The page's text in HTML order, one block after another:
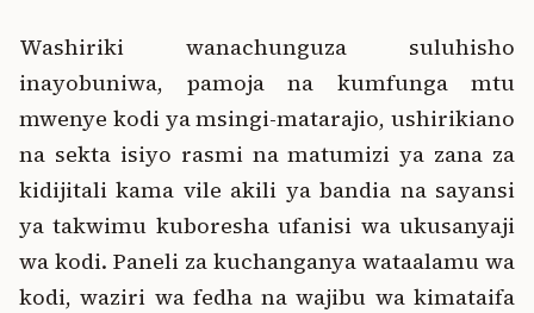
Washiriki wanachunguza suluhisho
inayobuniwa, pamoja na kumfunga mtu
mwenye kodi ya msingi-matarajio, ushirikiano
na sekta isiyo rasmi na matumizi ya zana za
kidijitali kama vile akili ya bandia na sayansi
ya takwimu kuboresha ufanisi wa ukusanyaji
wa kodi. Paneli za kuchanganya wataalamu wa
kodi, waziri wa fedha na wajibu wa kimataifa